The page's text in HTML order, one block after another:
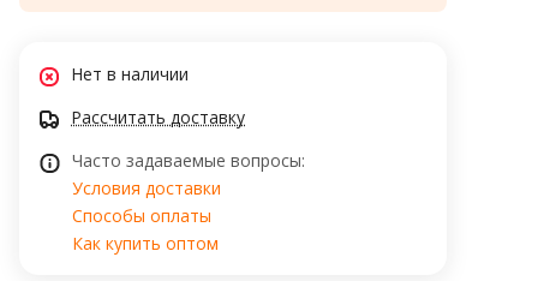
Нет в наличии
Рассчитать доставку
Часто задаваемые вопросы:
Условия доставки
Способы оплаты
Как купить оптом